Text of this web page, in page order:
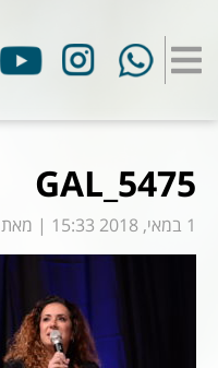
GAL_5475
1 במאי, 2018 15:33 | מאת